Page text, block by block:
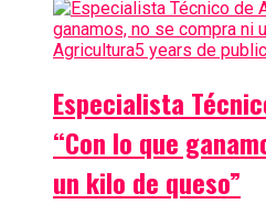
Agricultura5 years de
Especialista
“Con lo que
un kilo de queso”